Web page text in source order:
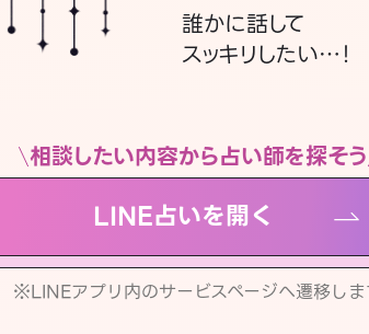
誰かに話して
スッキリしたい…！
相談したい内容から占い師を探そう
LINE占いを開く
※LINEアプリ内のサービスページへ遷移し